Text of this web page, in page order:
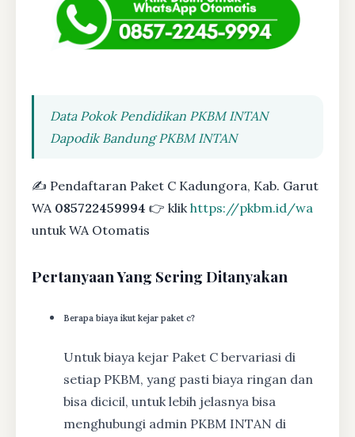
Data Pokok Pendidikan PKBM INTAN
Dapodik Bandung PKBM INTAN
✍ Pendaftaran Paket C Kadungora, Kab. Garut
WA 085722459994 👉 klikhttps://pkbm.id/wa
untuk WA Otomatis
Pertanyaan Yang Sering Ditanyakan
Berapa biaya ikut kejar paket c?
Untuk biaya kejar Paket C bervariasi di
setiap PKBM, yang pasti biaya ringan dan
bisa dicicil, untuk lebih jelasnya bisa
menghubungi admin PKBM INTAN di